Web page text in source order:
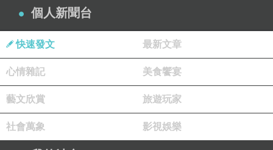
商品訊息描述:
個人新聞台
快速發文 最新文章
心情雜記 美食饗宴
藝文欣賞 旅遊玩家
社會萬象 影視娛樂